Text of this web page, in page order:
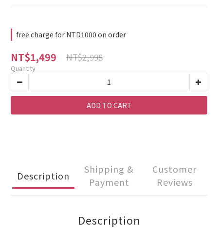
free charge for NTD1000 on order
NT$1,499 NT$2,998
Quantity
ADD TO CART
Description
Shipping &
Payment
Customer
Reviews
Description